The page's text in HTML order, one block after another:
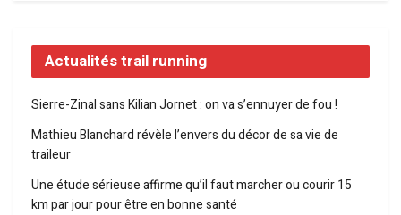
Actualités trail running
Sierre-Zinal sans Kilian Jornet : on va s’ennuyer de fou !
Mathieu Blanchard révèle l’envers du décor de sa vie de
traileur
Une étude sérieuse affirme qu’il faut marcher ou courir 15
km par jour pour être en bonne santé